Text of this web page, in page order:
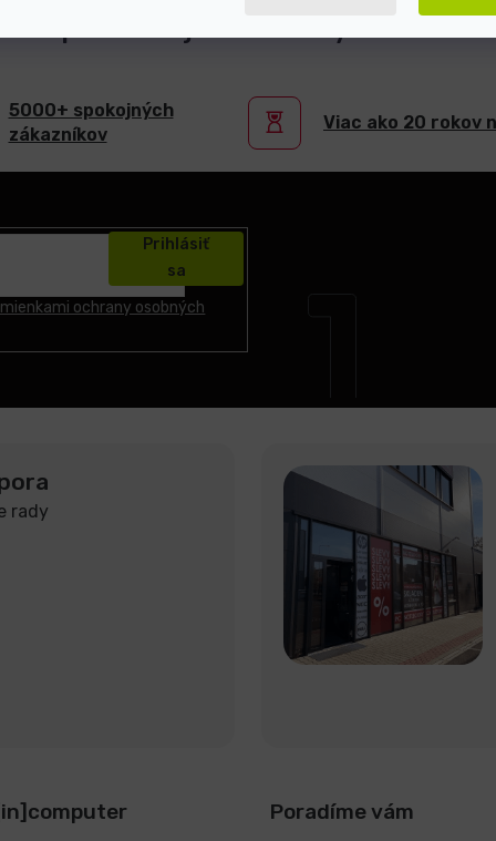
repasovanej elektroniky s viac
5000+ spokojných
zákazníkov
Viac ako 20 rokov
ochrany osobných
Prihlásiť
sa
rady
Poradíme vám